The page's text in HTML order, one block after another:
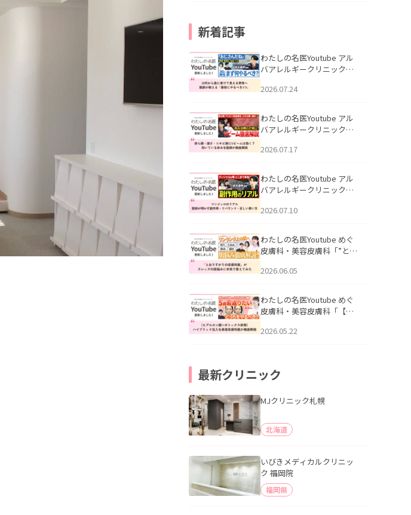
新着記事
わたしの名医Youtube アル
バアレルギークリニック札
える男性へ｜医師が教える
公開いたしました。
2026.07.24
わたしの名医Youtube アル
バアレルギークリニック札
跡にVビームは効く？向いて
説」を公開いたしました。
2026.07.17
わたしの名医Youtube アル
バアレルギークリニック札
医師が明かす副作用・リバ
公開いたしました。
2026.07.10
わたしの名医Youtube めぐ
皮膚科・美容皮膚科「”とお
ッズの肌悩みに本気で答え
た。
2026.06.05
わたしの名医Youtube めぐ
皮膚科・美容皮膚科「【ヒ
用】ハイブリッド注入を美
2026.05.22
最新クリニック
MJクリニック札幌
北海道
いびきメディカルクリニッ
ク 福岡院
福岡県